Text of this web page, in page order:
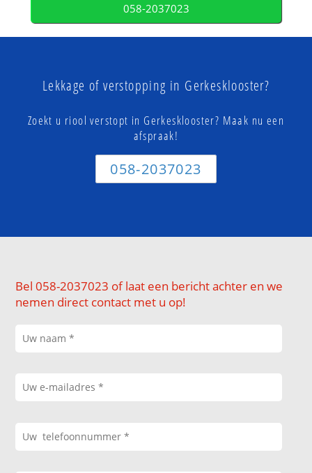
058-2037023
Lekkage of verstopping in Gerkesklooster?
Zoekt u riool verstopt in Gerkesklooster? Maak nu een
afspraak!
058-2037023
Bel 058-2037023 of laat een bericht achter en we
nemen direct contact met u op!